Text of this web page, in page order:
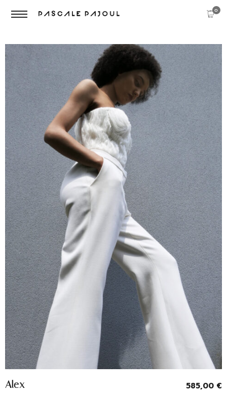
0
ACCUEIL
Alex 585,00 €